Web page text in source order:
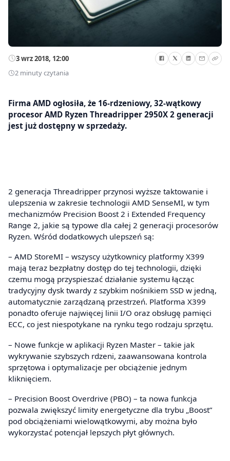
3 wrz 2018, 12:00
2 minuty czytania
Firma AMD ogłosiła, że 16-rdzeniowy, 32-wątkowy
procesor AMD Ryzen Threadripper 2950X 2 generacji
jest już dostępny w sprzedaży.
2 generacja Threadripper przynosi wyższe taktowanie i
ulepszenia w zakresie technologii AMD SenseMI, w tym
mechanizmów Precision Boost 2 i Extended Frequency
Range 2, jakie są typowe dla całej 2 generacji procesorów
Ryzen. Wśród dodatkowych ulepszeń są:
– AMD StoreMI – wszyscy użytkownicy platformy X399
mają teraz bezpłatny dostęp do tej technologii, dzięki
czemu mogą przyspieszać działanie systemu łącząc
tradycyjny dysk twardy z szybkim nośnikiem SSD w jedną,
automatycznie zarządzaną przestrzeń. Platforma X399
ponadto oferuje najwięcej linii I/O oraz obsługę pamięci
ECC, co jest niespotykane na rynku tego rodzaju sprzętu.
– Nowe funkcje w aplikacji Ryzen Master – takie jak
wykrywanie szybszych rdzeni, zaawansowana kontrola
sprzętowa i optymalizacje per obciążenie jednym
kliknięciem.
– Precision Boost Overdrive (PBO) – ta nowa funkcja
pozwala zwiększyć limity energetyczne dla trybu „Boost”
pod obciążeniami wielowątkowymi, aby można było
wykorzystać potencjał lepszych płyt głównych.